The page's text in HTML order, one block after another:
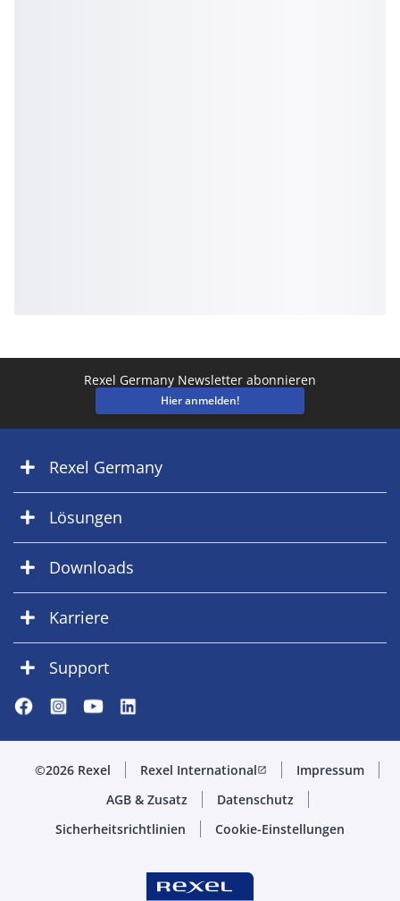
Rexel Germany Newsletter abonnieren
Hier anmelden!
Rexel Germany
Lösungen
Downloads
Karriere
Support
©2026 Rexel Rexel Internationalopen_in_new
Impressum
AGB & Zusatz
Datenschutz
Sicherheitsrichtlinien
Cookie-Einstellungen